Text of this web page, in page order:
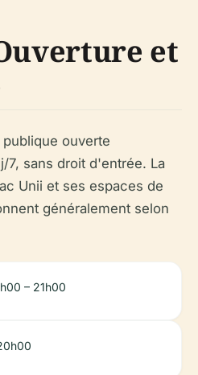
et
ouverte
sans droit d'entrée. La
Unii et ses espaces de
généralement selon
– 21h00